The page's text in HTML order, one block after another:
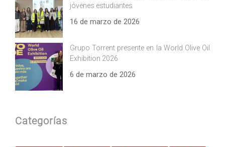
jóvenes estudiantes
16 de marzo de 2026
Grupo Torrent presente en la World Olive Oil
Exhibition 2026
6 de marzo de 2026
Categorías